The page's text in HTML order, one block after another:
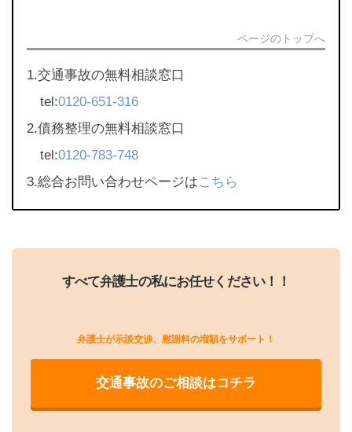
ページのトップへ
1.交通事故の無料相談窓口
tel:0120-651-316
2.債務整理の無料相談窓口
tel:0120-783-748
3.総合お問い合わせページはこちら
すべて弁護士の私にお任せください！！
弁護士が示談交渉、慰謝料の増額をサポート！
交通事故のご相談はコチラ